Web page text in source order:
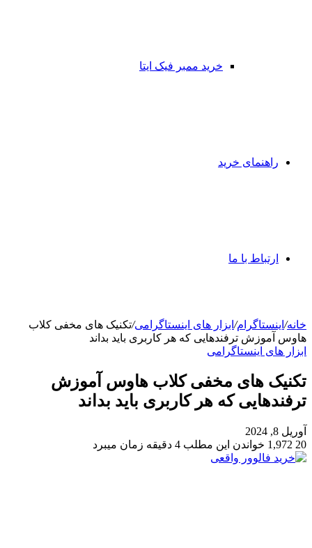
خرید ممبر فیک ایتا
راهنمای خرید
ارتباط با ما
خانه/ اینستاگرام/ ابزار های اینستاگرامی/تکنیک های مخفی کلاب
هاوس آموزش ترفندهایی که هر کاربری باید بداند
ابزار های اینستاگرامی
تکنیک های مخفی کلاب هاوس آموزش
ترفندهایی که هر کاربری باید بداند
آوریل 8, 2024
20
خواندن این مطلب 4 دقیقه زمان میبرد